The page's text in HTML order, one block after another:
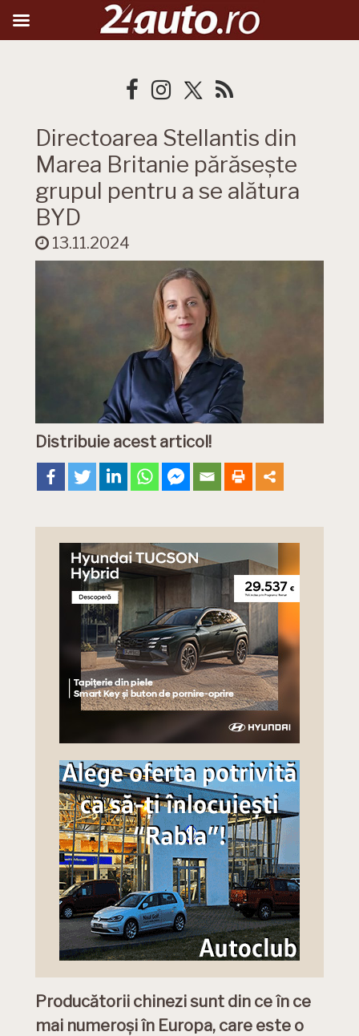
Directoarea Stellantis din
Marea Britanie părăsește
grupul pentru a se alătura
BYD
13.11.2024
Distribuie acest articol!
Producătorii chinezi sunt din ce în ce
mai numeroși în Europa, care este o